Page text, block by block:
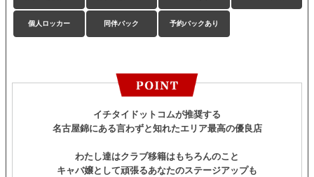
個人ロッカー 同伴バック 予約バックあり
イチタイドットコムが推奨する
名古屋錦にある言わずと知れたエリア最高の優良店
わたし達はクラブ移籍はもちろんのこと
キャバ嬢として頑張るあなたのステージアップも